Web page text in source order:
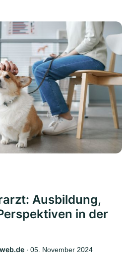
Ausbildung,
in der
‧ 05. November 2024